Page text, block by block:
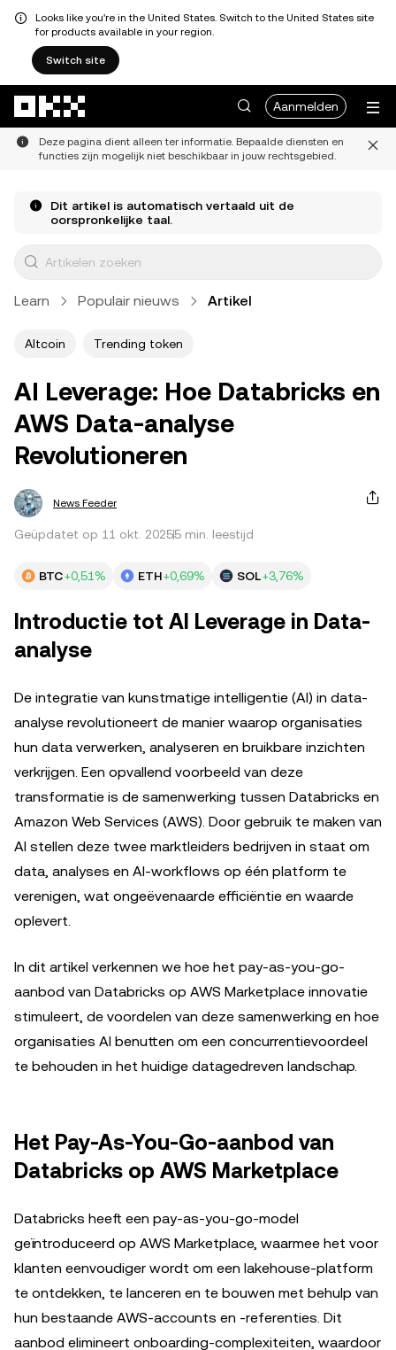
Looks like you're in the United States. Switch to the United States site
for products available in your region.
Switch site
Aanmelden
Deze pagina dient alleen ter informatie. Bepaalde diensten en
functies zijn mogelijk niet beschikbaar in jouw rechtsgebied.
Dit artikel is automatisch vertaald uit de
oorspronkelijke taal.
Learn Populair nieuws Artikel
Altcoin Trending token
AI Leverage: Hoe Databricks en
AWS Data-analyse
Revolutioneren
News Feeder
Geüpdatet op 11 okt. 20255 min. leestijd
BTC+0,51% ETH+0,69% SOL+3,76%
Introductie tot AI Leverage in Data-
analyse
De integratie van kunstmatige intelligentie (AI) in data-
analyse revolutioneert de manier waarop organisaties
hun data verwerken, analyseren en bruikbare inzichten
verkrijgen. Een opvallend voorbeeld van deze
transformatie is de samenwerking tussen Databricks en
Amazon Web Services (AWS). Door gebruik te maken van
AI stellen deze twee marktleiders bedrijven in staat om
data, analyses en AI-workflows op één platform te
verenigen, wat ongeëvenaarde efficiëntie en waarde
oplevert.
In dit artikel verkennen we hoe het pay-as-you-go-
aanbod van Databricks op AWS Marketplace innovatie
stimuleert, de voordelen van deze samenwerking en hoe
organisaties AI benutten om een concurrentievoordeel
te behouden in het huidige datagedreven landschap.
Het Pay-As-You-Go-aanbod van
Databricks op AWS Marketplace
Databricks heeft een pay-as-you-go-model
geïntroduceerd op AWS Marketplace, waarmee het voor
klanten eenvoudiger wordt om een lakehouse-platform
te ontdekken, te lanceren en te bouwen met behulp van
hun bestaande AWS-accounts en -referenties. Dit
aanbod elimineert onboarding-complexiteiten, waardoor